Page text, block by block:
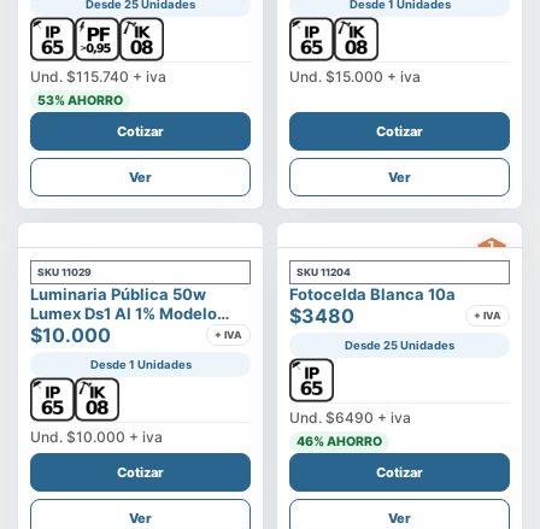
Desde 25 Unidades
Und. $115.740 + iva
53% AHORRO
Cotizar
Ver
Desde 1 Unidades
Und. $15.000 + iva
Cotizar
Ver
SKU 11029
Luminaria Pública 50w
Lumex Ds1 Al 1% Modelo
Vega
$10.000 + IVA
Desde 1 Unidades
Und. $10.000 + iva
Cotizar
Ver
SKU 11204
Fotocelda Blanca 10a
$3480 + IVA
Desde 25 Unidades
Und. $6490 + iva
46% AHORRO
Cotizar
Ver